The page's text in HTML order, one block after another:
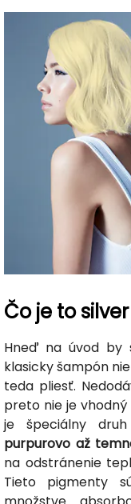
Čo je to
Hneď na úvod by
klasicky šampón
teda pliesť.
preto nie je
je špeciálny
purpurovo až
na odstránenie
Tieto pigmenty